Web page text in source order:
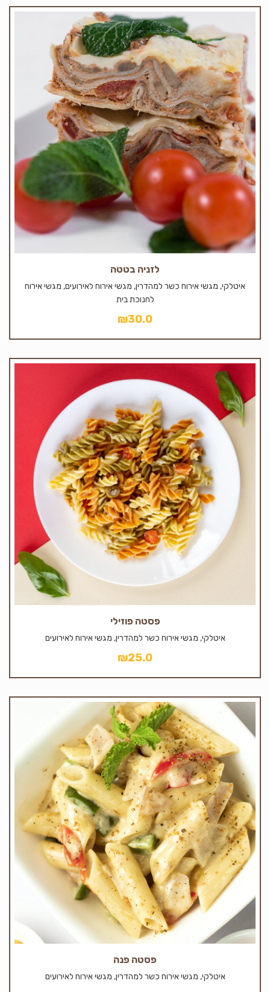
לזניה בטטה
איטלקי, מגשי אירוח כשר למהדרין, מגשי אירוח לאירועים, מגשי אירוח
לחנוכת בית
₪30.0
פסטה פוזילי
איטלקי, מגשי אירוח כשר למהדרין, מגשי אירוח לאירועים
₪25.0
פסטה פנה
איטלקי, מגשי אירוח כשר למהדרין, מגשי אירוח לאירועים